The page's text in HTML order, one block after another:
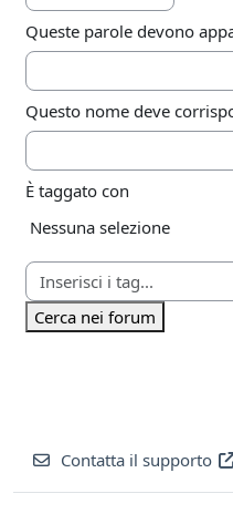
Queste parole devono
Questo nome deve
È taggato con
Elementi selezionati:
Nessuna selezione
Cerca nei forum
Contatta il supporto